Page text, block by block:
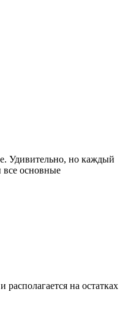
Удивительно, но каждый
все основные
и располагается на остатках